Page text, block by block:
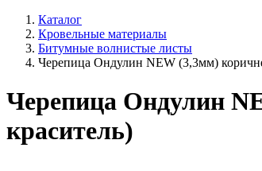
Каталог
Кровельные материалы
Битумные волнистые листы
Черепица Ондулин NEW (3,3мм)
Черепица Ондулин
краситель)